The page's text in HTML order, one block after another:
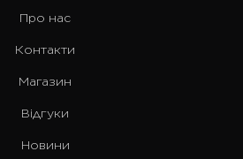
Про нас
Контакти
Магазин
Відгуки
Новини